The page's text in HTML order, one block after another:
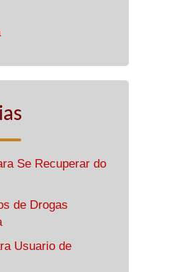
Se Recuperar do
de Drogas
Usuario de